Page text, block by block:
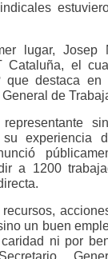
lugar, Josep
Cataluña, el
que destaca en
de
representante
su experiencia
a 1200
un buen
ni por